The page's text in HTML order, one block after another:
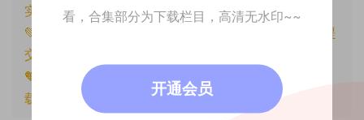
实将封禁账号权限！
💚本文资源均来源网友分享，若侵犯了您的权益可以提
交工单处理。
🧡原文链接：
https://www.znjfg.com/1181.html
载请注明出处。
看，合集部分为下载栏目，高清无水印~~
开通会员